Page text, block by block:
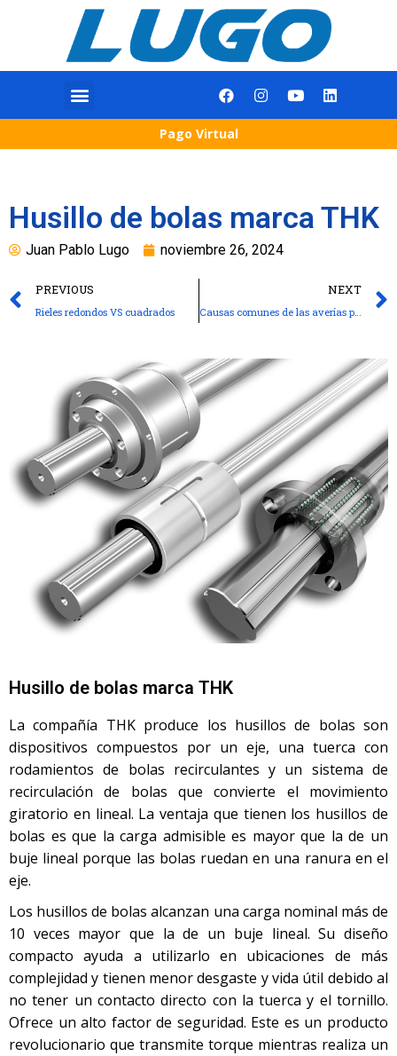
Pago Virtual
Husillo de bolas marca THK
Juan Pablo Lugo noviembre 26, 2024
PREVIOUS
Rieles redondos VS cuadrados
NEXT
Causas comunes de las averías prematuras en los rodamientos
Husillo de bolas marca THK
La compañía THK produce los husillos de bolas son
dispositivos compuestos por un eje, una tuerca con
rodamientos de bolas recirculantes y un sistema de
recirculación de bolas que convierte el movimiento
giratorio en lineal. La ventaja que tienen los husillos de
bolas es que la carga admisible es mayor que la de un
buje lineal porque las bolas ruedan en una ranura en el
eje.
Los husillos de bolas alcanzan una carga nominal más de
10 veces mayor que la de un buje lineal. Su diseño
compacto ayuda a utilizarlo en ubicaciones de más
complejidad y tienen menor desgaste y vida útil debido al
no tener un contacto directo con la tuerca y el tornillo.
Ofrece un alto factor de seguridad. Este es un producto
revolucionario que transmite torque mientras realiza un